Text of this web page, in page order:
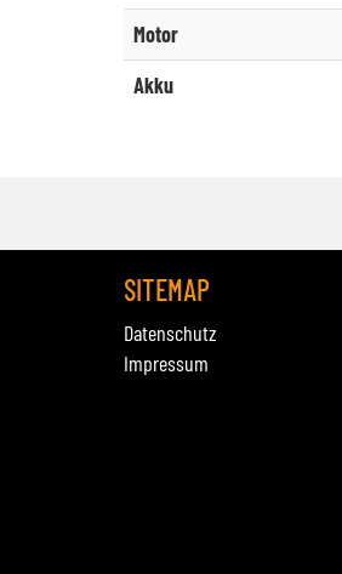
Motor
Akku
SITEMAP
Datenschutz
Impressum